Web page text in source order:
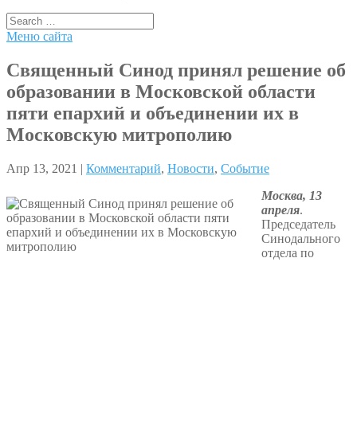
Меню сайта
Священный Синод принял решение об
образовании в Московской области
пяти епархий и объединении их в
Московскую митрополию
Апр 13, 2021 | Комментарий, Новости, Событие
Москва, 13
апреля.
Председатель
Синодального
отдела по